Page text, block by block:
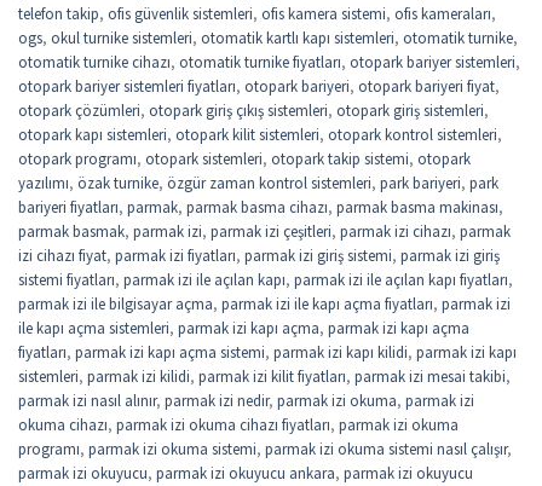
telefon takip, ofis güvenlik sistemleri, ofis kamera sistemi, ofis kameraları,
ogs, okul turnike sistemleri, otomatik kartlı kapı sistemleri, otomatik turnike,
otomatik turnike cihazı, otomatik turnike fiyatları, otopark bariyer sistemleri,
otopark bariyer sistemleri fiyatları, otopark bariyeri, otopark bariyeri fiyat,
otopark çözümleri, otopark giriş çıkış sistemleri, otopark giriş sistemleri,
otopark kapı sistemleri, otopark kilit sistemleri, otopark kontrol sistemleri,
otopark programı, otopark sistemleri, otopark takip sistemi, otopark
yazılımı, özak turnike, özgür zaman kontrol sistemleri, park bariyeri, park
bariyeri fiyatları, parmak, parmak basma cihazı, parmak basma makinası,
parmak basmak, parmak izi, parmak izi çeşitleri, parmak izi cihazı, parmak
izi cihazı fiyat, parmak izi fiyatları, parmak izi giriş sistemi, parmak izi giriş
sistemi fiyatları, parmak izi ile açılan kapı, parmak izi ile açılan kapı fiyatları,
parmak izi ile bilgisayar açma, parmak izi ile kapı açma fiyatları, parmak izi
ile kapı açma sistemleri, parmak izi kapı açma, parmak izi kapı açma
fiyatları, parmak izi kapı açma sistemi, parmak izi kapı kilidi, parmak izi kapı
sistemleri, parmak izi kilidi, parmak izi kilit fiyatları, parmak izi mesai takibi,
parmak izi nasıl alınır, parmak izi nedir, parmak izi okuma, parmak izi
okuma cihazı, parmak izi okuma cihazı fiyatları, parmak izi okuma
programı, parmak izi okuma sistemi, parmak izi okuma sistemi nasıl çalışır,
parmak izi okuyucu, parmak izi okuyucu ankara, parmak izi okuyucu